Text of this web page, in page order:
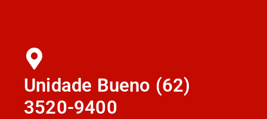
Unidade Bueno (62)
3520-9400